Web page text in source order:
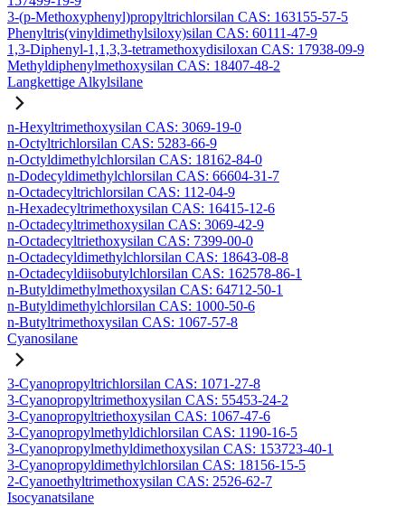
3-(p-Methoxyphenyl)propyltrichlorsilan CAS: 163155-57-5
Phenyltris(vinyldimethylsiloxy)silan CAS: 60111-47-9
1,3-Diphenyl-1,1,3,3-tetramethoxydisiloxan CAS: 17938-09-9
Methyldiphenylmethoxysilan CAS: 18407-48-2
Langkettige Alkylsilane
n-Hexyltrimethoxysilan CAS: 3069-19-0
n-Octyltrichlorsilan CAS: 5283-66-9
n-Octyldimethylchlorsilan CAS: 18162-84-0
n-Dodecyldimethylchlorsilan CAS: 66604-31-7
n-Octadecyltrichlorsilan CAS: 112-04-9
n-Hexadecyltrimethoxysilan CAS: 16415-12-6
n-Octadecyltrimethoxysilan CAS: 3069-42-9
n-Octadecyltriethoxysilan CAS: 7399-00-0
n-Octadecyldimethylchlorsilan CAS: 18643-08-8
n-Octadecyldiisobutylchlorsilan CAS: 162578-86-1
n-Butyldimethylmethoxysilan CAS: 64712-50-1
n-Butyldimethylchlorsilan CAS: 1000-50-6
n-Butyltrimethoxysilan CAS: 1067-57-8
Cyanosilane
3-Cyanopropyltrichlorsilan CAS: 1071-27-8
3-Cyanopropyltrimethoxysilan CAS: 55453-24-2
3-Cyanopropyltriethoxysilan CAS: 1067-47-6
3-Cyanopropylmethyldichlorsilan CAS: 1190-16-5
3-Cyanopropylmethyldimethoxysilan CAS: 153723-40-1
3-Cyanopropyldimethylchlorsilan CAS: 18156-15-5
2-Cyanoethyltrimethoxysilan CAS: 2526-62-7
Isocyanatsilane